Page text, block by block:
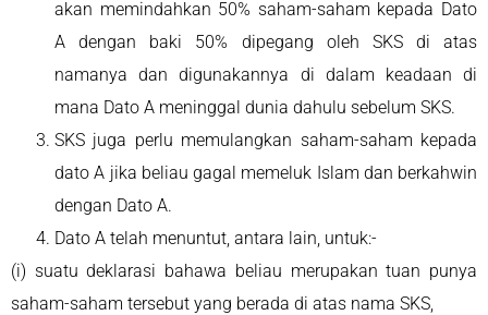
akan memindahkan 50% saham-saham kepada Dato
A dengan baki 50% dipegang oleh SKS di atas
namanya dan digunakannya di dalam keadaan di
mana Dato A meninggal dunia dahulu sebelum SKS.
SKS juga perlu memulangkan saham-saham kepada
dato A jika beliau gagal memeluk Islam dan berkahwin
dengan Dato A.
Dato A telah menuntut, antara lain, untuk:-
(i) suatu deklarasi bahawa beliau merupakan tuan punya
saham-saham tersebut yang berada di atas nama SKS,